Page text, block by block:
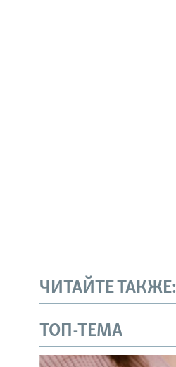
ЧИТАЙТЕ ТАКЖЕ:
ТОП-ТЕМА